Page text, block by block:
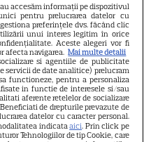
și Kristin
din nou mamă
ecran în „My
Wedding”. Când
pe SkyShowtime
accesăm informații pe dispozitivul
pentru prelucrarea datelor cu
preferințele dvs. făcând clic
unui interes legitim în orice
Aceste alegeri vor fi
afecta navigarea. Mai multe detalii
si agentiile de publicitate
servicii de date analitice) prelucram
functioneze, pentru a personaliza
in functie de interesele si/sau
aferente retelelor de socializare
de drepturile prevazute de
datelor cu caracter personal.
indicataaici. Prin click pe
Tehnologiilor de tip Cookie, care